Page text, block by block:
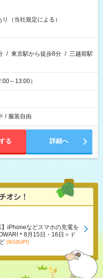
（当社規定による）
/ 東京駅から徒歩8分 / 三越前駅
～13:00）
/ 服装自由
る 詳細へ
】iPhoneなどスマホの充電を
＊8月15日・16日＞ド
(8/10UP!)